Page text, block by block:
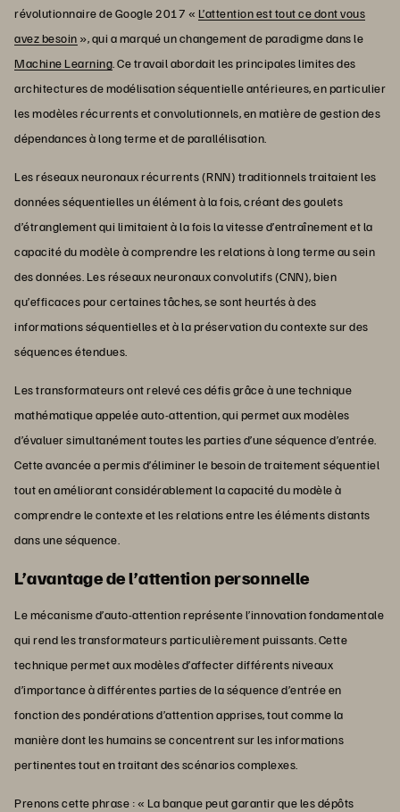
révolutionnaire de Google 2017 « L’attention est tout ce dont vous
avez besoin », qui a marqué un changement de paradigme dans le
Machine Learning. Ce travail abordait les principales limites des
architectures de modélisation séquentielle antérieures, en particulier
les modèles récurrents et convolutionnels, en matière de gestion des
dépendances à long terme et de parallélisation.
Les réseaux neuronaux récurrents (RNN) traditionnels traitaient les
données séquentielles un élément à la fois, créant des goulets
d’étranglement qui limitaient à la fois la vitesse d’entraînement et la
capacité du modèle à comprendre les relations à long terme au sein
des données. Les réseaux neuronaux convolutifs (CNN), bien
qu’efficaces pour certaines tâches, se sont heurtés à des
informations séquentielles et à la préservation du contexte sur des
séquences étendues.
Les transformateurs ont relevé ces défis grâce à une technique
mathématique appelée auto-attention, qui permet aux modèles
d’évaluer simultanément toutes les parties d’une séquence d’entrée.
Cette avancée a permis d’éliminer le besoin de traitement séquentiel
tout en améliorant considérablement la capacité du modèle à
comprendre le contexte et les relations entre les éléments distants
dans une séquence.
L’avantage de l’attention personnelle
Le mécanisme d’auto-attention représente l’innovation fondamentale
qui rend les transformateurs particulièrement puissants. Cette
technique permet aux modèles d’affecter différents niveaux
d’importance à différentes parties de la séquence d’entrée en
fonction des pondérations d’attention apprises, tout comme la
manière dont les humains se concentrent sur les informations
pertinentes tout en traitant des scénarios complexes.
Prenons cette phrase : « La banque peut garantir que les dépôts